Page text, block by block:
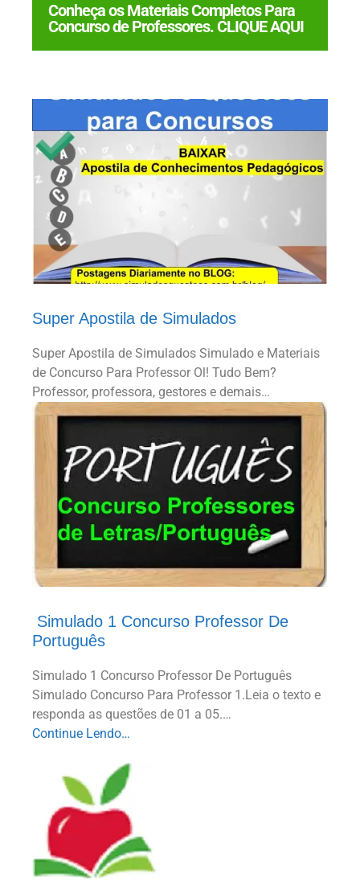
Conheça os Materiais Completos Para
Concurso de Professores. CLIQUE AQUI
Super Apostila de Simulados
Super Apostila de Simulados Simulado e Materiais
de Concurso Para Professor Ol! Tudo Bem?
Professor, professora, gestores e demais…
​ ​Simulado​ ​1​ ​Concurso Professor​ ​De​ ​
Português
Simulado 1 Concurso Professor De Português
Simulado Concurso Para Professor 1.Leia o texto e
responda as questões de 01 a 05.…
Continue Lendo…